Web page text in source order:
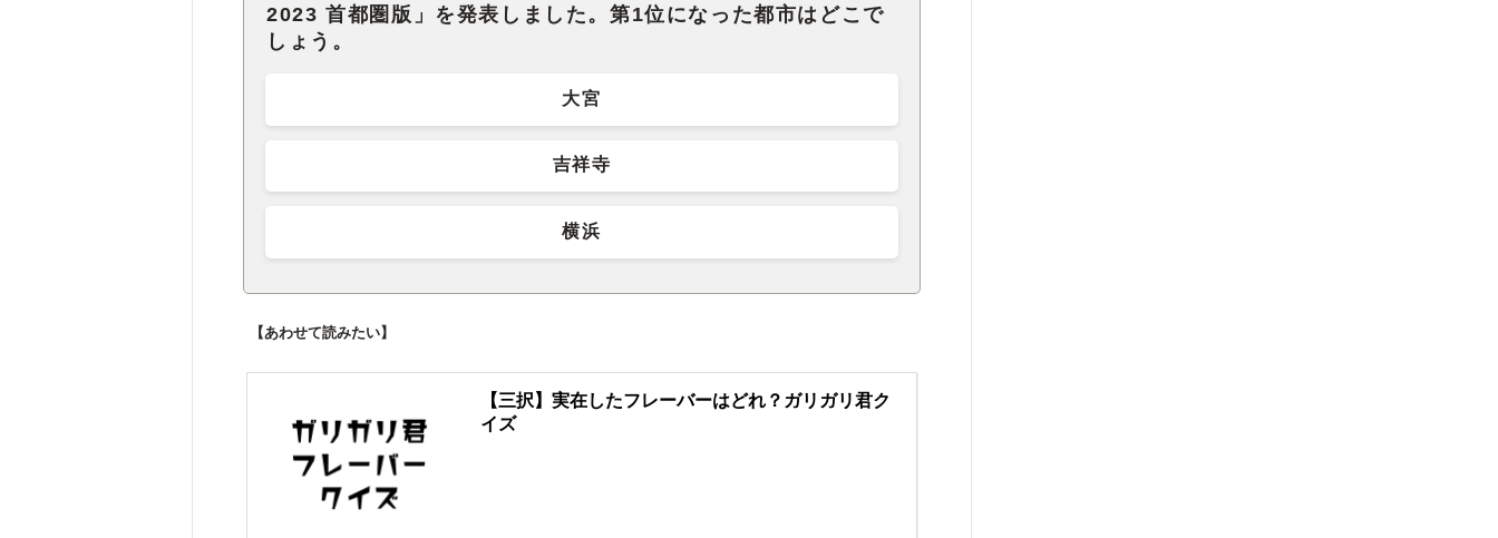
2023 首都圏版」を発表しました。第1位になった都市はどこで
しょう。
大宮
吉祥寺
横浜
【あわせて読みたい】
【三択】実在したフレーバーはどれ？ガリガリ君ク
イズ